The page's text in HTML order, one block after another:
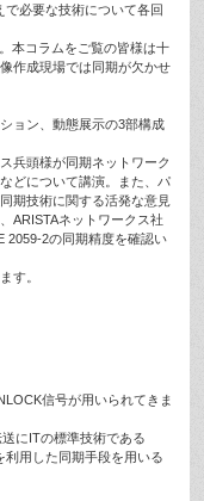
で必要な技術について各回
本コラムをご覧の皆様は十
作成現場では同期が欠かせ
ョン、動態展示の3部構成
兵頭様が同期ネットワーク
どについて講演。また、パ
期技術に関する活発な意見
ARISTAネットワークス社
2059-2の同期精度を確認い
す。
信号が用いられてきま
にITの標準技術である
利用した同期手段を用いる